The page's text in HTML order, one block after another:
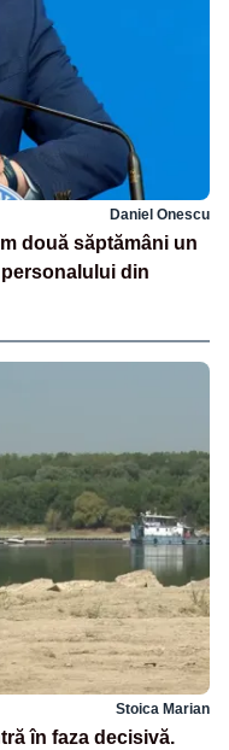
Daniel Onescu
două săptămâni un
din
Stoica Marian
în faza decisivă.